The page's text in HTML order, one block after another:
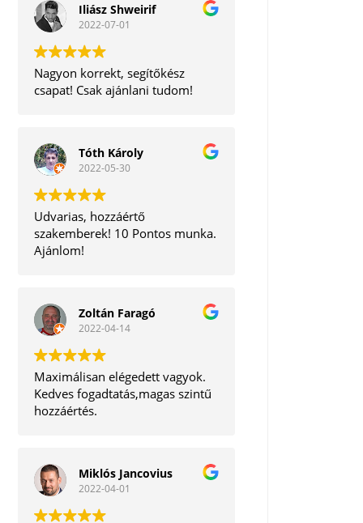
Iliász Shweirif
2022-07-01
Nagyon korrekt, segítőkész
csapat! Csak ajánlani tudom!
Tóth Károly
2022-05-30
Udvarias, hozzáértő
szakemberek! 10 Pontos munka.
Ajánlom!
Zoltán Faragó
2022-04-14
Maximálisan elégedett vagyok.
Kedves fogadtatás,magas szintű
hozzáértés.
Miklós Jancovius
2022-04-01